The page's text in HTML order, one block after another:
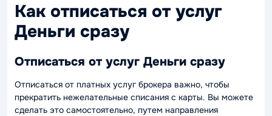
Как отписаться от услуг
Деньги сразу
Отписаться от услуг Деньги сразу
Отписаться от платных услуг брокера важно, чтобы
прекратить нежелательные списания с карты. Вы можете
сделать это самостоятельно, путем направления